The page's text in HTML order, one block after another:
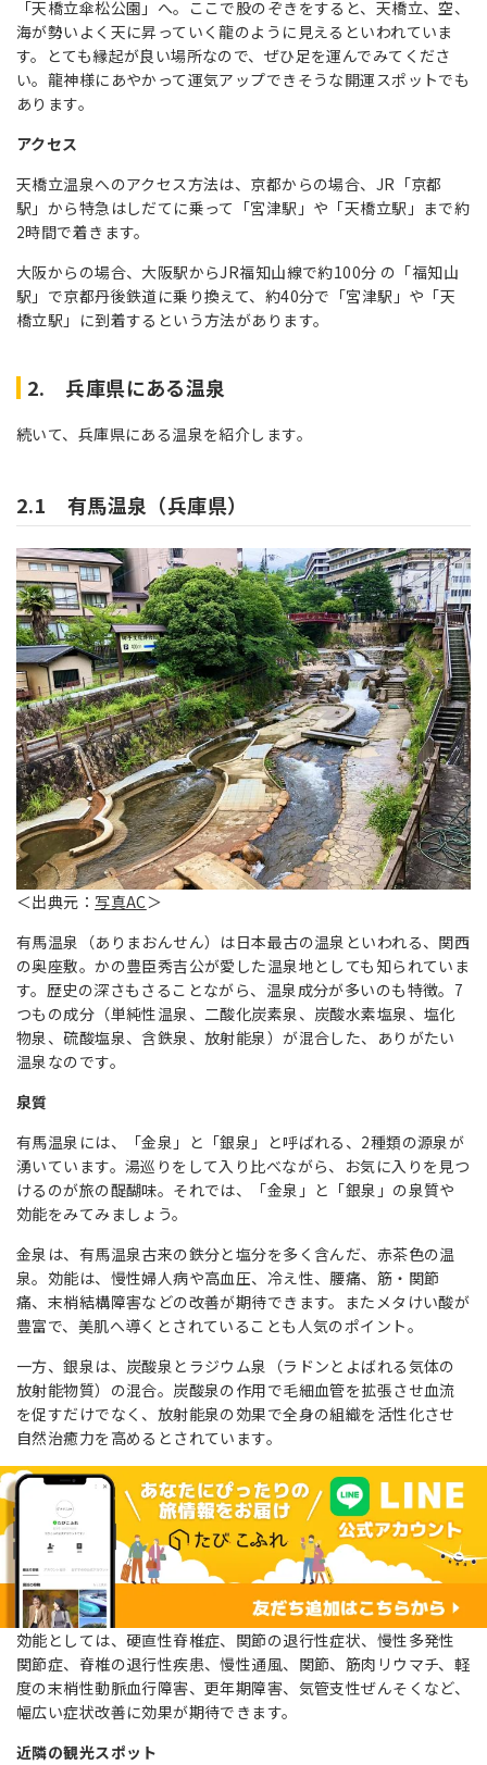
「天橋立傘松公園」へ。ここで股のぞきをすると、天橋立、空、
海が勢いよく天に昇っていく龍のように見えるといわれていま
す。とても縁起が良い場所なので、ぜひ足を運んでみてくださ
い。龍神様にあやかって運気アップできそうな開運スポットでも
あります。
アクセス
天橋立温泉へのアクセス方法は、京都からの場合、JR「京都
駅」から特急はしだてに乗って「宮津駅」や「天橋立駅」まで約
2時間で着きます。
大阪からの場合、大阪駅からJR福知山線で約100分 の「福知山
駅」で京都丹後鉄道に乗り換えて、約40分で「宮津駅」や「天
橋立駅」に到着するという方法があります。
2. 兵庫県にある温泉
続いて、兵庫県にある温泉を紹介します。
2.1 有馬温泉（兵庫県）
＜出典元： 写真AC＞
有馬温泉（ありまおんせん）は日本最古の温泉といわれる、関西
の奥座敷。かの豊臣秀吉公が愛した温泉地としても知られていま
す。歴史の深さもさることながら、温泉成分が多いのも特徴。7
つもの成分（単純性温泉、二酸化炭素泉、炭酸水素塩泉、塩化
物泉、硫酸塩泉、含鉄泉、放射能泉）が混合した、ありがたい
温泉なのです。
泉質
有馬温泉には、「金泉」と「銀泉」と呼ばれる、2種類の源泉が
湧いています。湯巡りをして入り比べながら、お気に入りを見つ
けるのが旅の醍醐味。それでは、「金泉」と「銀泉」の泉質や
効能をみてみましょう。
金泉は、有馬温泉古来の鉄分と塩分を多く含んだ、赤茶色の温
泉。効能は、慢性婦人病や高血圧、冷え性、腰痛、筋・関節
痛、末梢結構障害などの改善が期待できます。またメタけい酸が
豊富で、美肌へ導くとされていることも人気のポイント。
一方、銀泉は、炭酸泉とラジウム泉（ラドンとよばれる気体の
放射能物質）の混合。炭酸泉の作用で毛細血管を拡張させ血流
を促すだけでなく、放射能泉の効果で全身の組織を活性化させ
自然治癒力を高めるとされています。
効能としては、硬直性脊椎症、関節の退行性症状、慢性多発性
関節症、脊椎の退行性疾患、慢性通風、関節、筋肉リウマチ、軽
度の末梢性動脈血行障害、更年期障害、気管支性ぜんそくなど、
幅広い症状改善に効果が期待できます。
近隣の観光スポット